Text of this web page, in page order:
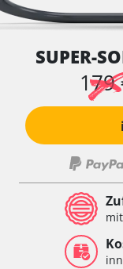
SUPER-
179